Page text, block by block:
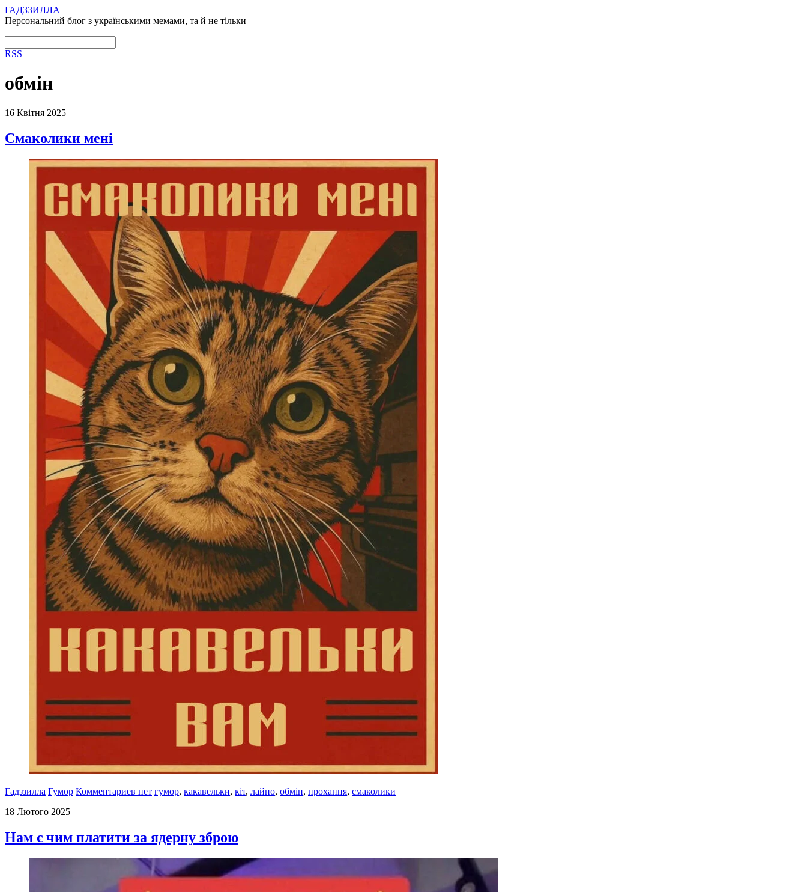
ГАДЗЗИЛЛА
Персональний блог з українськими мемами, та й не тільки
RSS
обмін
16 Квітня 2025
Смаколики мені
Гадззилла Гумор Комментариев нет гумор, какавельки, кіт, лайно, обмін, прохання, смаколики
18 Лютого 2025
Нам є чим платити за ядерну зброю